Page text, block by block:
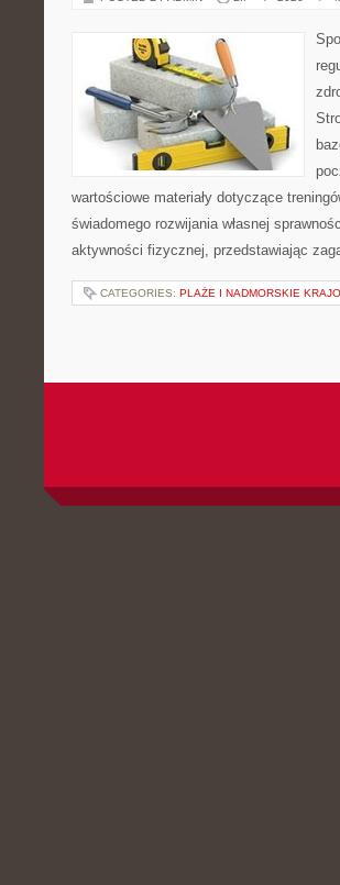
wartościowe materiały dotyczące
świadomego rozwijania własnej
aktywności fizycznej, przedstawiając
CATEGORIES: PLAŻE I NADMORSKIE